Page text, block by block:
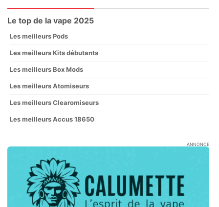
Le top de la vape 2025
Les meilleurs Pods
Les meilleurs Kits débutants
Les meilleurs Box Mods
Les meilleurs Atomiseurs
Les meilleurs Clearomiseurs
Les meilleurs Accus 18650
ANNONCE